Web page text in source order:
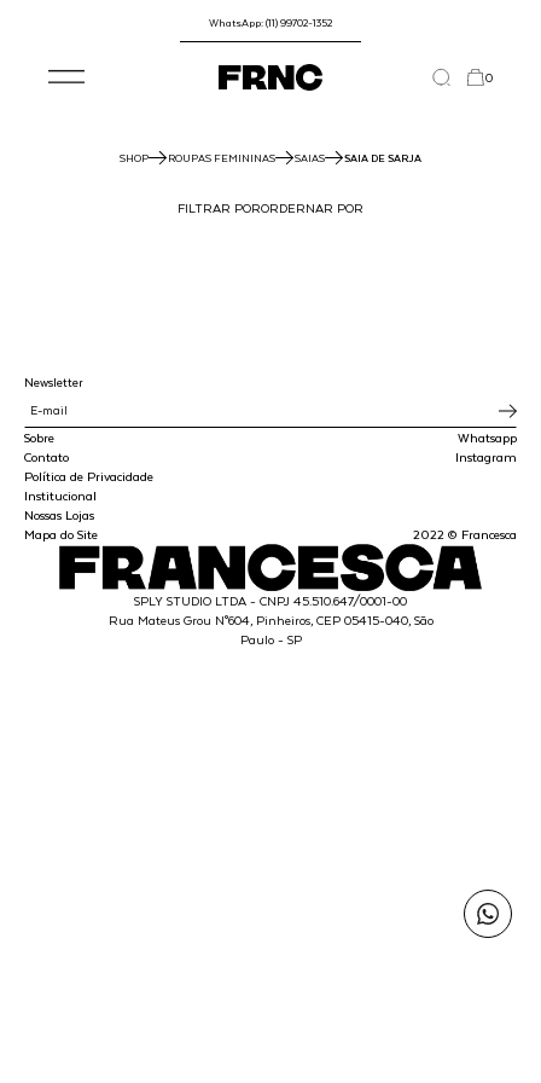
WhatsApp: (11) 99702-1352
0
SHOP ROUPAS FEMININAS SAIAS SAIA DE SARJA
FILTRAR PORORDERNAR POR
Sobre
Contato
Política de Privacidade
Institucional
Nossas Lojas
Mapa do Site
Whatsapp
Instagram
2022 © Francesca
Newsletter
SPLY STUDIO LTDA - CNPJ 45.510.647/0001-00
Rua Mateus Grou N°604, Pinheiros, CEP 05415-040, São
Paulo - SP